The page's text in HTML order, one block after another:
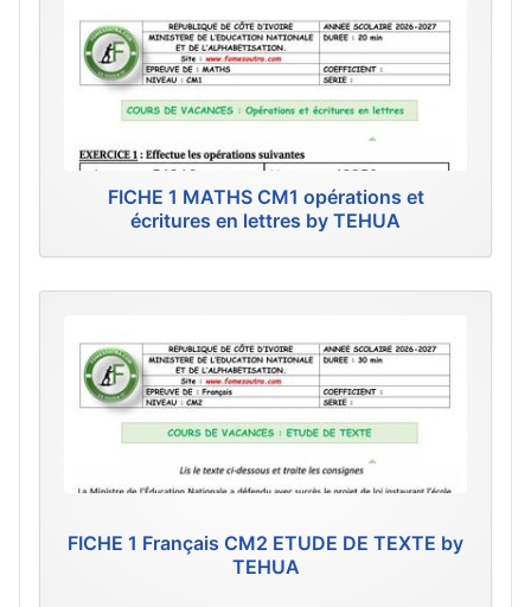
FICHE 1 MATHS CM1 opérations et
écritures en lettres by TEHUA
FICHE 1 Français CM2 ETUDE DE TEXTE by
TEHUA